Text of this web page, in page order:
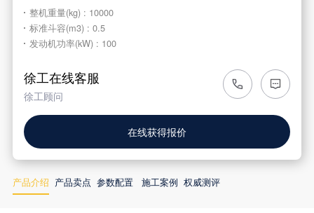
整机重量(kg) : 10000
标准斗容(m3) : 0.5
发动机功率(kW) : 100
徐工在线客服
徐工顾问
在线获得报价
产品介绍 产品卖点 参数配置 施工案例 权威测评